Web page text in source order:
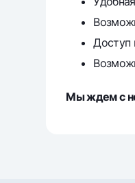
Доступ
Мы ждем с